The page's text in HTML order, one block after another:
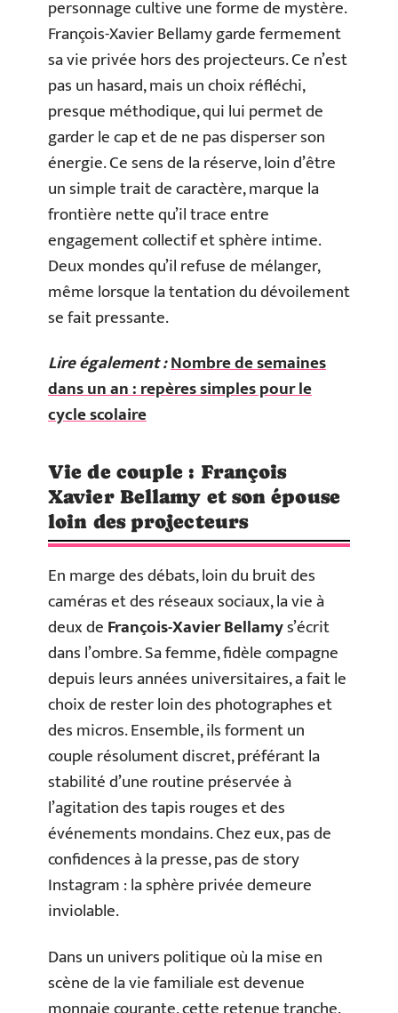
personnage cultive une forme de mystère.
François-Xavier Bellamy garde fermement
sa vie privée hors des projecteurs. Ce n’est
pas un hasard, mais un choix réfléchi,
presque méthodique, qui lui permet de
garder le cap et de ne pas disperser son
énergie. Ce sens de la réserve, loin d’être
un simple trait de caractère, marque la
frontière nette qu’il trace entre
engagement collectif et sphère intime.
Deux mondes qu’il refuse de mélanger,
même lorsque la tentation du dévoilement
se fait pressante.
Lire également :Nombre de semaines
dans un an : repères simples pour le
cycle scolaire
Vie de couple : François
Xavier Bellamy et son épouse
loin des projecteurs
En marge des débats, loin du bruit des
caméras et des réseaux sociaux, la vie à
deux deFrançois-Xavier Bellamys’écrit
dans l’ombre. Sa femme, fidèle compagne
depuis leurs années universitaires, a fait le
choix de rester loin des photographes et
des micros. Ensemble, ils forment un
couple résolument discret, préférant la
stabilité d’une routine préservée à
l’agitation des tapis rouges et des
événements mondains. Chez eux, pas de
confidences à la presse, pas de story
Instagram : la sphère privée demeure
inviolable.
Dans un univers politique où la mise en
scène de la vie familiale est devenue